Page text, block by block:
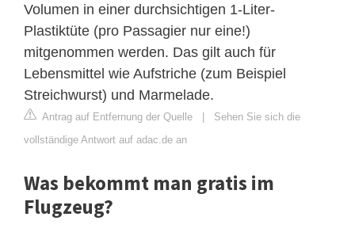
Volumen in einer durchsichtigen 1-Liter-
Plastiktüte (pro Passagier nur eine!)
mitgenommen werden. Das gilt auch für
Lebensmittel wie Aufstriche (zum Beispiel
Streichwurst) und Marmelade.
Antrag auf Entfernung der Quelle | Sehen Sie sich die
vollständige Antwort auf adac.de an
Was bekommt man gratis im
Flugzeug?